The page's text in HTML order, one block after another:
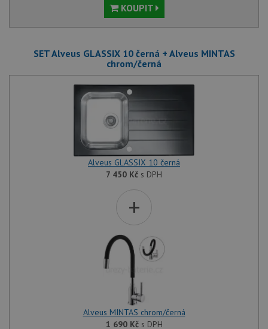
KOUPIT
SET Alveus GLASSIX 10 černá + Alveus MINTAS
chrom/černá
Alveus GLASSIX 10 černá
7 450 Kč s DPH
+
Alveus MINTAS chrom/černá
1 690 Kčs DPH